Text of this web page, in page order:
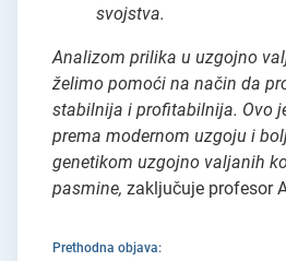
svojstva.
Analizom prilika u uzgojno
želimo pomoći na način da
stabilnija i profitabilnija. Ovo
prema modernom uzgoju i
genetikom uzgojno valjanih
pasmine, zaključuje profesor
Prethodna objava: